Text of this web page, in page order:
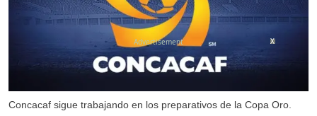
Concacaf sigue trabajando en los preparativos de la Copa Oro.
X